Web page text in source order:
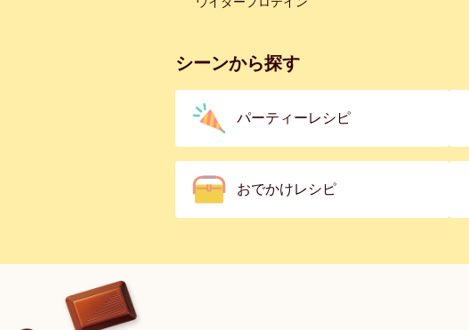
シーンから探す
パーティーレシピ
おでかけレシピ